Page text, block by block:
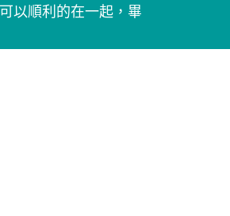
以順利的在一起，畢